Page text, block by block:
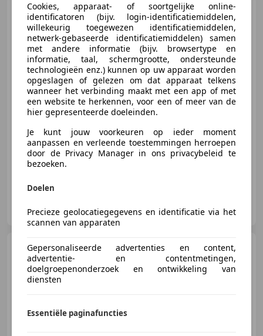
Maserati Quattroporte
3.0 S Q4 / CARPLAY / CLIMA 4-
ZONE / EXT. LEATHER /
€ 29.495
04/2015 134.956 km Benzine
302 kW (411 PK)
NL-6101 WT ECHT
Maserati Quattroporte
GTS 3.8L V8 2015 (Zeer snel &
Mooi)
Cookies, apparaat- of soortgelijke online-
identificatoren (bijv. login-identificatiemiddelen,
willekeurig toegewezen identificatiemiddelen,
netwerk-gebaseerde identificatiemiddelen) samen
met andere informatie (bijv. browsertype en
informatie, taal, schermgrootte, ondersteunde
technologieën enz.) kunnen op uw apparaat worden
opgeslagen of gelezen om dat apparaat telkens
wanneer het verbinding maakt met een app of met
een website te herkennen, voor een of meer van de
hier gepresenteerde doeleinden.
Je kunt jouw voorkeuren op ieder moment
aanpassen en verleende toestemmingen herroepen
door de Privacy Manager in ons privacybeleid te
bezoeken.
Doelen
Precieze geolocatiegegevens en identificatie via het
scannen van apparaten
Gepersonaliseerde advertenties en content,
advertentie- en contentmetingen,
doelgroepenonderzoek en ontwikkeling van
diensten
Essentiële paginafuncties